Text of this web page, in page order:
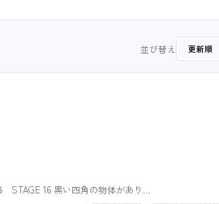
並び替え 更新順
STAGE 16 黒い四角の物体があり…